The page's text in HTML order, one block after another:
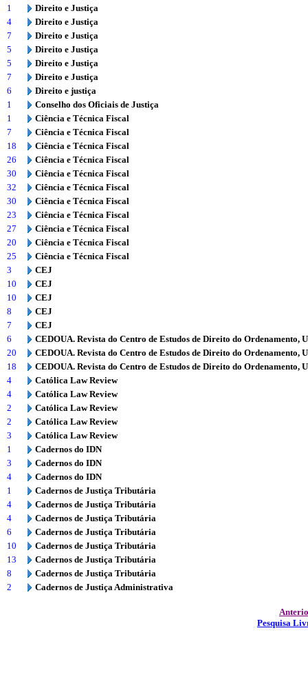
1
Direito e Justiça
4
Direito e Justiça
7
Direito e Justiça
5
Direito e Justiça
5
Direito e Justiça
7
Direito e Justiça
6
Direito e justiça
1
Conselho dos Oficiais de Justiça
1
Ciência e Técnica Fiscal
7
Ciência e Técnica Fiscal
18
Ciência e Técnica Fiscal
26
Ciência e Técnica Fiscal
30
Ciência e Técnica Fiscal
32
Ciência e Técnica Fiscal
30
Ciência e Técnica Fiscal
23
Ciência e Técnica Fiscal
27
Ciência e Técnica Fiscal
20
Ciência e Técnica Fiscal
25
Ciência e Técnica Fiscal
3
CEJ
10
CEJ
10
CEJ
8
CEJ
7
CEJ
6
CEDOUA. Revista do Centro de Estudos de Direito do Ordenamento,
20
CEDOUA. Revista do Centro de Estudos de Direito do Ordenamento,
18
CEDOUA. Revista do Centro de Estudos de Direito do Ordenamento,
4
Católica Law Review
4
Católica Law Review
2
Católica Law Review
2
Católica Law Review
3
Católica Law Review
1
Cadernos do IDN
3
Cadernos do IDN
4
Cadernos do IDN
1
Cadernos de Justiça Tributária
4
Cadernos de Justiça Tributária
4
Cadernos de Justiça Tributária
6
Cadernos de Justiça Tributária
10
Cadernos de Justiça Tributária
13
Cadernos de Justiça Tributária
8
Cadernos de Justiça Tributária
2
Cadernos de Justiça Administrativa
Pesquisa